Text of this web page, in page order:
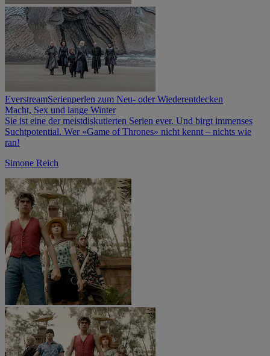
EverstreamSerienperlen zum Neu- oder Wiederentdecken
Macht, Sex und lange Winter
Sie ist eine der meistdiskutierten Serien ever. Und birgt immenses
Suchtpotential. Wer «Game of Thrones» nicht kennt – nichts wie
ran!
Simone Reich